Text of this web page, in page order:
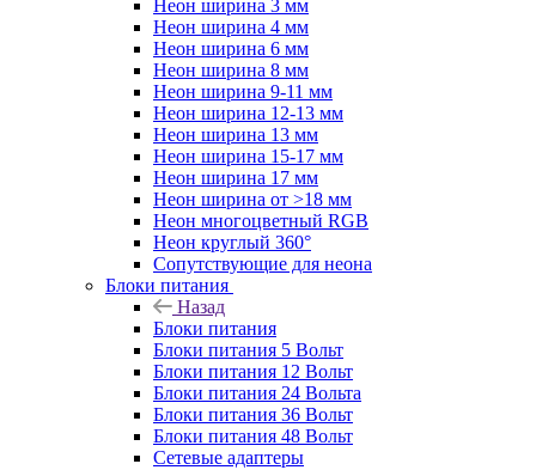
Неон ширина 3 мм
Неон ширина 4 мм
Неон ширина 6 мм
Неон ширина 8 мм
Неон ширина 9-11 мм
Неон ширина 12-13 мм
Неон ширина 13 мм
Неон ширина 15-17 мм
Неон ширина 17 мм
Неон ширина от >18 мм
Неон многоцветный RGB
Неон круглый 360°
Сопутствующие для неона
Блоки питания
Назад
Блоки питания
Блоки питания 5 Вольт
Блоки питания 12 Вольт
Блоки питания 24 Вольта
Блоки питания 36 Вольт
Блоки питания 48 Вольт
Сетевые адаптеры